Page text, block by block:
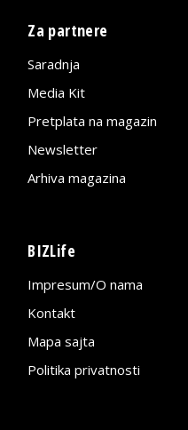
Za partnere
Saradnja
Media Kit
Pretplata na magazin
Newsletter
Arhiva magazina
BIZLife
Impresum/O nama
Kontakt
Mapa sajta
Politika privatnosti